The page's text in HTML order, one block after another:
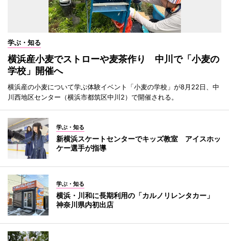
学ぶ・知る
横浜産小麦でストローや麦茶作り 中川で「小麦の
学校」開催へ
横浜産の小麦について学ぶ体験イベント「小麦の学校」が8月22日、中
川西地区センター（横浜市都筑区中川2）で開催される。
学ぶ・知る
新横浜スケートセンターでキッズ教室 アイスホッ
ケー選手が指導
学ぶ・知る
横浜・川和に長期利用の「カルノリレンタカー」
神奈川県内初出店